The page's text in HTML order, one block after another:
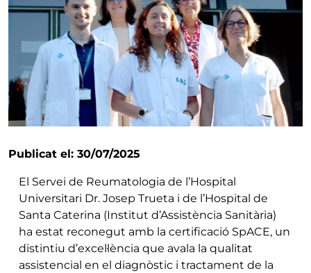
Publicat el: 30/07/2025
El Servei de Reumatologia de l’Hospital
Universitari Dr. Josep Trueta i de l’Hospital de
Santa Caterina (Institut d’Assistència Sanitària)
ha estat reconegut amb la certificació SpACE, un
distintiu d’excel·lència que avala la qualitat
assistencial en el diagnòstic i tractament de la